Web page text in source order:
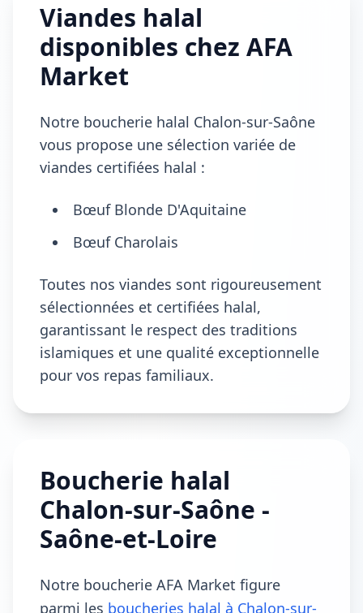
Viandes halal
disponibles chez AFA
Market
Notre boucherie halal Chalon-sur-Saône
vous propose une sélection variée de
viandes certifiées halal :
Bœuf Blonde D'Aquitaine
Bœuf Charolais
Toutes nos viandes sont rigoureusement
sélectionnées et certifiées halal,
garantissant le respect des traditions
islamiques et une qualité exceptionnelle
pour vos repas familiaux.
Boucherie halal
Chalon-sur-Saône -
Saône-et-Loire
Notre boucherie AFA Market figure
parmi les boucheries halal à Chalon-sur-